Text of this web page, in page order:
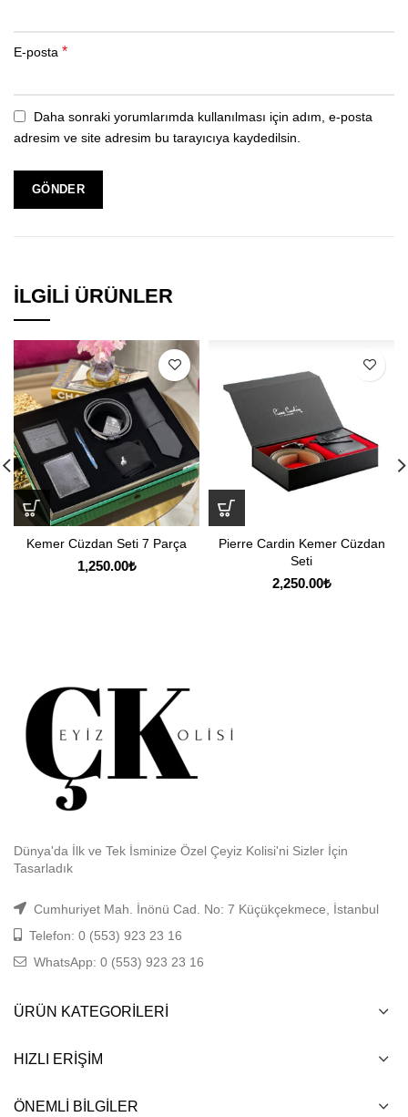
E-posta *
Daha sonraki yorumlarımda kullanılması için adım, e-posta
adresim ve site adresim bu tarayıcıya kaydedilsin.
İLGILI ÜRÜNLER
Kemer Cüzdan Seti 7 Parça
1,250.00₺
Pierre Cardin Kemer Cüzdan
Seti
2,250.00₺
Dünya'da İlk ve Tek İsminize Özel Çeyiz Kolisi'ni Sizler İçin
Tasarladık
Cumhuriyet Mah. İnönü Cad. No: 7 Küçükçekmece, İstanbul
Telefon: 0 (553) 923 23 16
WhatsApp: 0 (553) 923 23 16
ÜRÜN KATEGORILERI
HIZLI ERIŞIM
ÖNEMLI BILGILER